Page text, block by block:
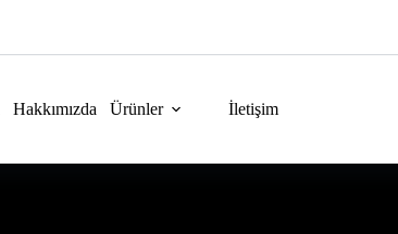
Hakkımızda Ürünler İletişim